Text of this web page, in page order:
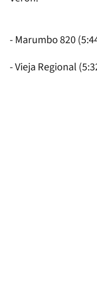
- Marumbo 820
- Vieja Regional